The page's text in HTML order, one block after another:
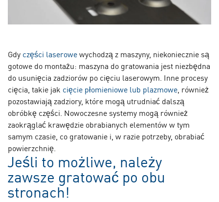
Gdy części laserowewychodzą z maszyny, niekoniecznie są
gotowe do montażu: maszyna do gratowania jest niezbędna
do usunięcia zadziorów po cięciu laserowym. Inne procesy
cięcia, takie jak cięcie płomieniowe lub plazmowe , również
pozostawiają zadziory, które mogą utrudniać dalszą
obróbkę części. Nowoczesne systemy mogą również
zaokrąglać krawędzie obrabianych elementów w tym
samym czasie, co gratowanie i, w razie potrzeby, obrabiać
powierzchnię.
Jeśli to możliwe, należy
zawsze gratować po obu
stronach!